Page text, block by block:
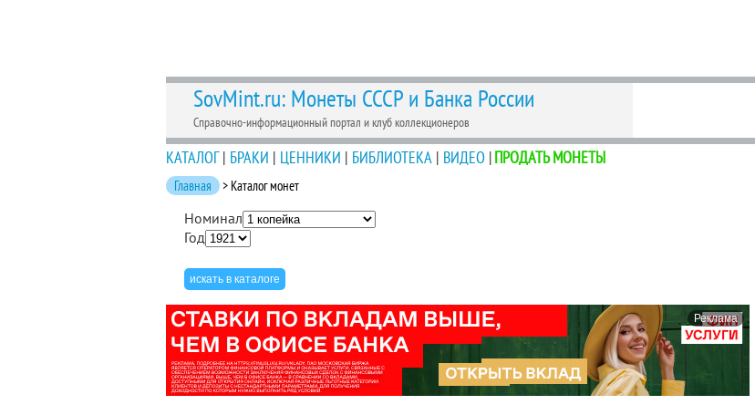
SovMint.ru: Монеты СССР и Банка России
Справочно-информационный портал и клуб коллекционеров
КАТАЛОГ| БРАКИ | ЦЕННИКИ | БИБЛИОТЕКА | ВИДЕО |ПРОДАТЬ МОНЕТЫ
Главная > Каталог монет
Номинал
Год
Реклама